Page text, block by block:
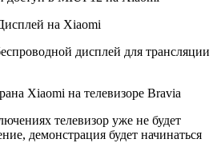
телевизор уже не будет
демонстрация будет начинаться